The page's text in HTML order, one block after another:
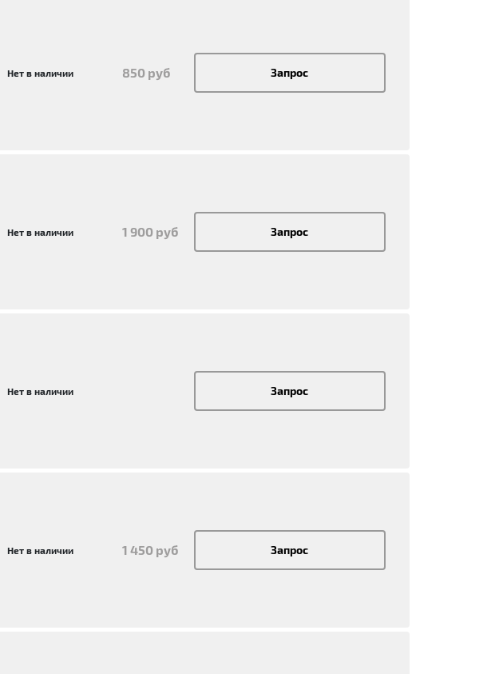
Нет в наличии 850 руб Запрос
Нет в наличии 1 900 руб Запрос
Нет в наличии Запрос
Нет в наличии 1 450 руб Запрос